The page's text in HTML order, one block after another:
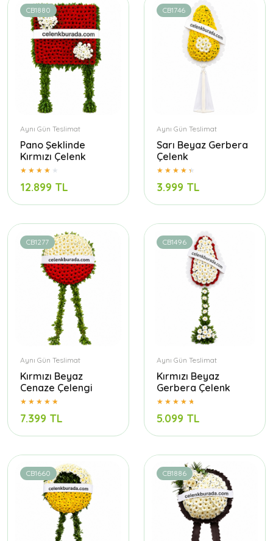
CB1880
Aynı Gün Teslimat
Pano Şeklinde
Kırmızı Çelenk
12.899 TL
CB1746
Aynı Gün Teslimat
Sarı Beyaz Gerbera
Çelenk
3.999 TL
CB1277
Aynı Gün Teslimat
Kırmızı Beyaz
Cenaze Çelengi
7.399 TL
CB1496
Aynı Gün Teslimat
Kırmızı Beyaz
Gerbera Çelenk
5.099 TL
CB1660 CB1886